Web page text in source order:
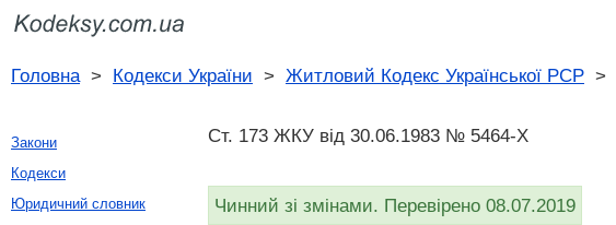
Головна> Кодекси України > Житловий Кодекс Української РСР >
Ст. 173 ЖКУ від 30.06.1983 № 5464-X
Чинний зі змінами. Перевірено 08.07.2019
Закони
Кодекси
Юридичний словник